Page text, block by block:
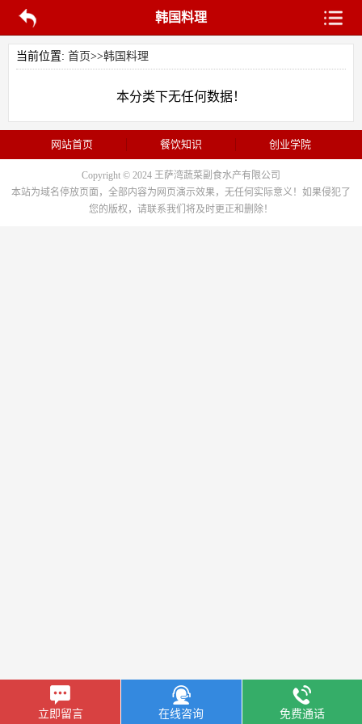
韩国料理
当前位置: 首页>>韩国料理
本分类下无任何数据！
网站首页 餐饮知识 创业学院
Copyright © 2024 王萨湾蔬菜副食水产有限公司
本站为域名停放页面，全部内容为网页演示效果，无任何实际意义！如果侵犯了
您的版权，请联系我们将及时更正和删除！
立即留言 在线咨询 免费通话